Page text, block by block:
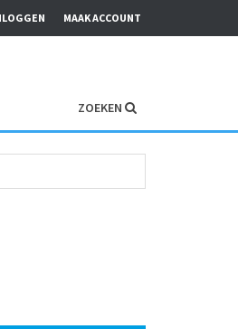
MAAK ACCOUNT
ZOEKEN